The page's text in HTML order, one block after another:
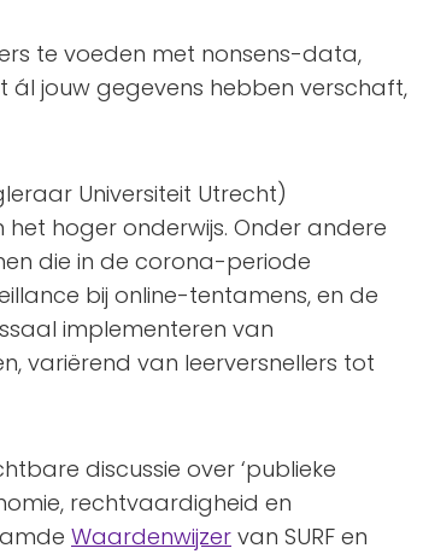
te voeden met nonsens-data,
ál jouw gegevens hebben verschaft,
Universiteit Utrecht)
hoger onderwijs. Onder andere
die in de corona-periode
bij online-tentamens, en de
implementeren van
variërend van leerversnellers tot
discussie over ‘publieke
rechtvaardigheid en
Waardenwijzer van SURF en